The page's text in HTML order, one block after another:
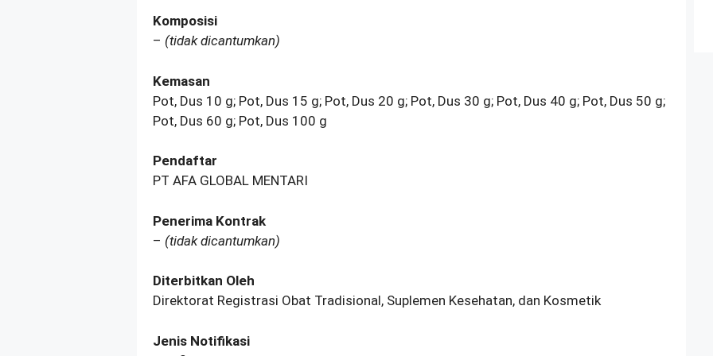
Komposisi
– (tidak dicantumkan)
Kemasan
Pot, Dus 10 g; Pot, Dus 15 g; Pot, Dus 20 g; Pot, Dus 30 g; Pot, Dus 40 g; Pot, Dus 50 g;
Pot, Dus 60 g; Pot, Dus 100 g
Pendaftar
PT AFA GLOBAL MENTARI
Penerima Kontrak
– (tidak dicantumkan)
Diterbitkan Oleh
Direktorat Registrasi Obat Tradisional, Suplemen Kesehatan, dan Kosmetik
Jenis Notifikasi